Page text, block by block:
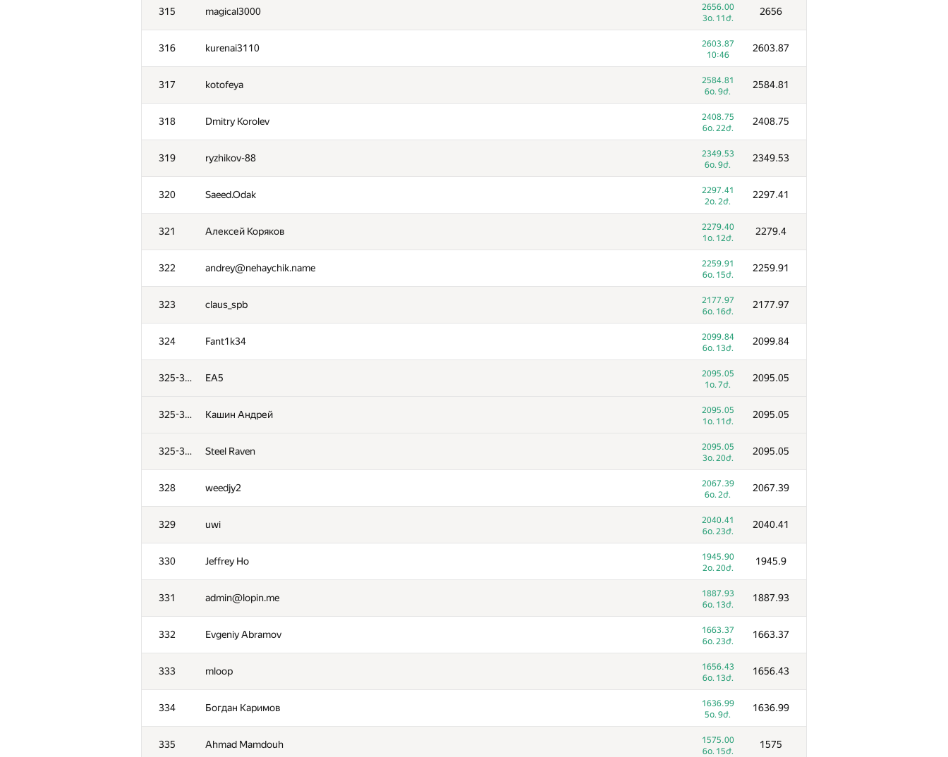
315 magical3000
2656.00
3օ. 11ժ.
2656
316 kurenai3110
2603.87
10:46
2603.87
317 kotofeya
2584.81
6օ. 9ժ.
2584.81
318 Dmitry Korolev
2408.75
6օ. 22ժ.
2408.75
319 ryzhikov-88
2349.53
6օ. 9ժ.
2349.53
320 Saeed.Odak
2297.41
2օ. 2ժ.
2297.41
321 Алексей Коряков
2279.40
1օ. 12ժ.
2279.4
322 andrey@nehaychik.name
2259.91
6օ. 15ժ.
2259.91
323 claus_spb
2177.97
6օ. 16ժ.
2177.97
324 Fant1k34
2099.84
6օ. 13ժ.
2099.84
325-327 EA5
2095.05
1օ. 7ժ.
2095.05
325-327 Кашин Андрей
2095.05
1օ. 11ժ.
2095.05
325-327 Steel Raven
2095.05
3օ. 20ժ.
2095.05
328 weedjy2
2067.39
6օ. 2ժ.
2067.39
329 uwi
2040.41
6օ. 23ժ.
2040.41
330 Jeffrey Ho
1945.90
2օ. 20ժ.
1945.9
331 admin@lopin.me
1887.93
6օ. 13ժ.
1887.93
332 Evgeniy Abramov
1663.37
6օ. 23ժ.
1663.37
333 mloop
1656.43
6օ. 13ժ.
1656.43
334 Богдан Каримов
1636.99
5օ. 9ժ.
1636.99
335 Ahmad Mamdouh
1575.00
6օ. 15ժ.
1575
8498 11701